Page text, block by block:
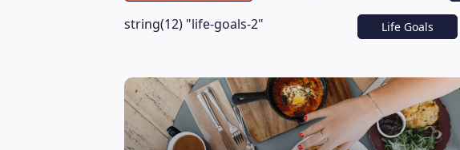
string(12) "life-goals-2" Life Goals